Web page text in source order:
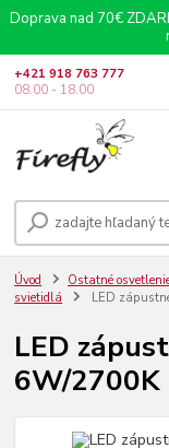
Doprava nad 70€
+421 918 763 777
08.00 - 18.00
Úvod Ostatné
svietidlá
LED
LED
6W/2700K